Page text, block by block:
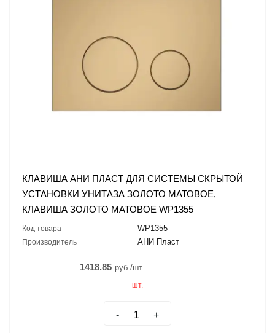
КЛАВИША АНИ ПЛАСТ ДЛЯ СИСТЕМЫ СКРЫТОЙ
УСТАНОВКИ УНИТАЗА ЗОЛОТО МАТОВОЕ,
КЛАВИША ЗОЛОТО МАТОВОЕ WP1355
Код товара WP1355
Производитель АНИ Пласт
1418.85 руб./шт.
шт.
- +